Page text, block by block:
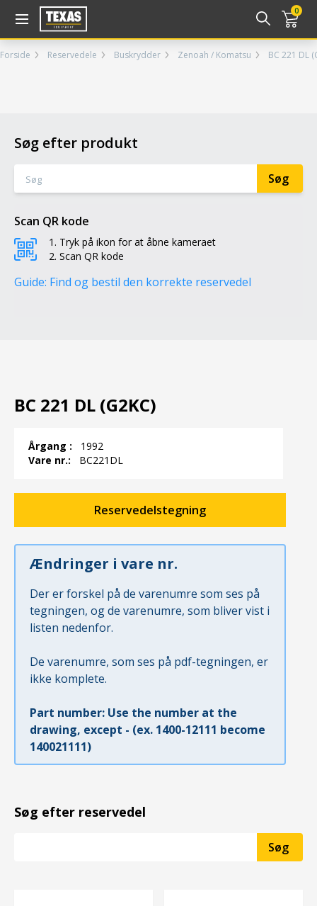
0
Forside Reservedele Buskrydder Zenoah / Komatsu BC 221 DL
Søg efter produkt
Scan QR kode
Tryk på ikon for at åbne kameraet
Scan QR kode
Guide: Find og bestil den korrekte reservedel
BC 221 DL (G2KC)
Årgang :
1992
Vare nr.:
BC221DL
Reservedelstegning
Ændringer i vare nr.
Der er forskel på de varenumre som ses på
tegningen, og de varenumre, som bliver vist i
listen nedenfor.
De varenumre, som ses på pdf-tegningen, er
ikke komplete.
Part number: Use the number at the
drawing, except - (ex. 1400-12111 become
140021111)
Søg efter reservedel